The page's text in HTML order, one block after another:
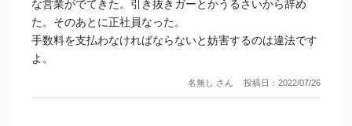
な営業がでてきた。引き抜きガーとかうるさいから辞め
た。そのあとに正社員なった。
手数料を支払わなければならないと妨害するのは違法です
よ。
名無し さん 投稿日：2022/07/26